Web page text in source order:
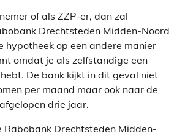
of als ZZP-er, dan zal
Drechtsteden Midden-Noord
hypotheek op een andere manier
omdat je als zelfstandige een
De bank kijkt in dit geval niet
per maand maar ook naar de
drie jaar.
Rabobank Drechtsteden Midden-